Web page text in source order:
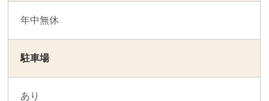
年中無休
駐車場
あり